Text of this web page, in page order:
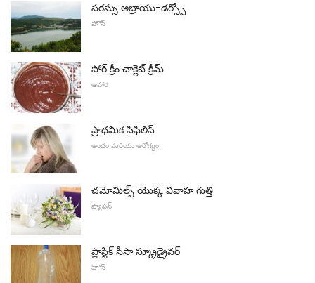
సరస్సు అబ్రాయు-డర్స్సో
హౌస్
సోర్ క్రీం చాక్లెట్ క్రీమ్
ఆహార
ప్రాథమిక సిఫిలిస్
అందం మరియు ఆరోగ్యం
చమోమిల్స్ యొక్క వివాహ గుత్తి
ఫ్యాషన్
ప్లాస్టిక్ సీసా స్క్రూడ్రైవర్
హౌస్